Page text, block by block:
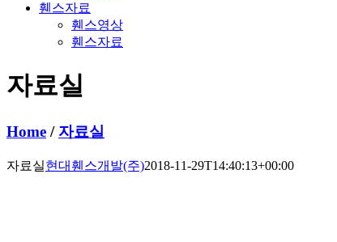
휀스자료
휀스영상
휀스자료
자료실
Home / 자료실
자료실현대휀스개발(주)2018-11-29T14:40:13+00:00